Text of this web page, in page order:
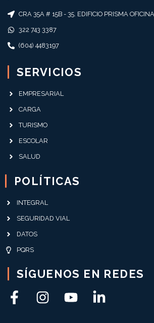
CRA 35A # 15B - 35. EDIFICIO PRISMA
322 743 3387
(604) 4483197
SERVICIOS
EMPRESARIAL
CARGA
TURISMO
ESCOLAR
SALUD
POLÍTICAS
INTEGRAL
SEGURIDAD VIAL
DATOS
PQRS
SÍGUENOS EN REDES
F
I
Y
L